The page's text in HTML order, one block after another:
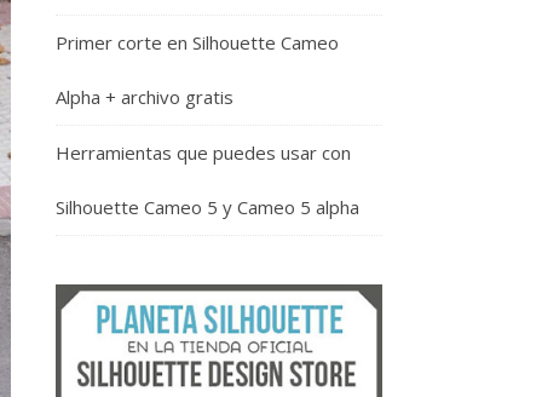
Primer corte en Silhouette Cameo
Alpha + archivo gratis
Herramientas que puedes usar con
Silhouette Cameo 5 y Cameo 5 alpha